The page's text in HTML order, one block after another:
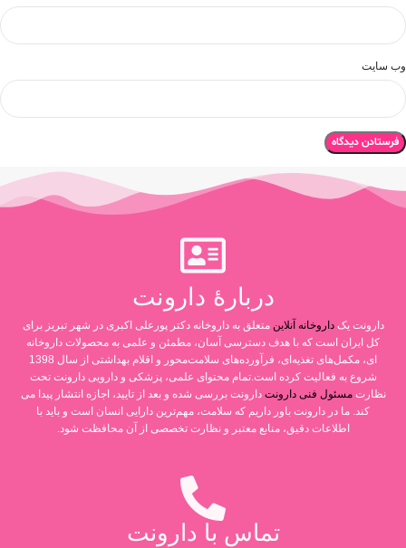
وب‌ سایت
دربارۀ دارونت
دارونت یکداروخانه آنلاین متعلق به داروخانه دکتر پورعلی اکبری در شهر تبریز برای
کل ایران است که با هدف دسترسی آسان، مطمئن و علمی به محصولات داروخانه
ای، مکمل‌های تغذیه‌ای، فرآورده‌های سلامت‌محور و اقلام بهداشتی از سال 1398
شروع به فعالیت کرده است.تمام محتوای علمی، پزشکی و دارویی دارونت تحت
نظارتمسئول فنی دارونت دارونت بررسی شده و بعد از تایید، اجازه انتشار پیدا می
کند. ما در دارونت باور داریم که سلامت، مهم‌ترین دارایی انسان است و باید با
اطلاعات دقیق، منابع معتبر و نظارت تخصصی از آن محافظت شود.
تماس با دارونت